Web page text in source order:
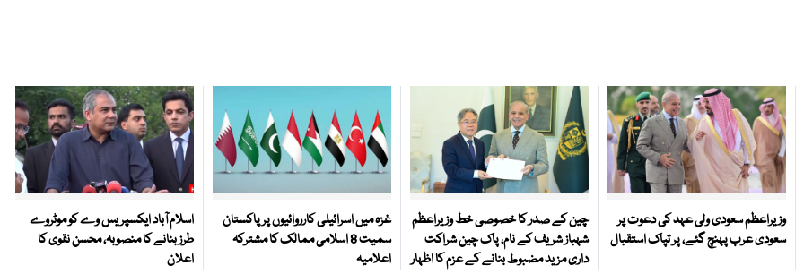
وزیراعظم سعودی ولی عہد کی دعوت پر
سعودی عرب پہنچ گئے، پر تپاک استقبال
چین کے صدر کا خصوصی خط وزیراعظم
شہباز شریف کے نام، پاک چین شراکت
داری مزید مضبوط بنانے کے عزم کا اظہار
غزہ میں اسرائیلی کارروائیوں پر پاکستان
سمیت 8 اسلامی ممالک کا مشترکہ
اعلامیہ
اسلام آباد ایکسپریس وے کو موٹروے
طرز بنانے کا منصوبہ، محسن نقوی کا
اعلان